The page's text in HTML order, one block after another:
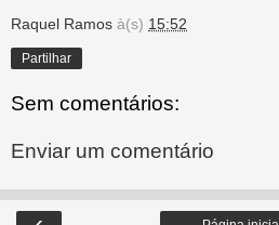
Raquel Ramos à(s) 15:52
Partilhar
Sem comentários:
Enviar um comentário